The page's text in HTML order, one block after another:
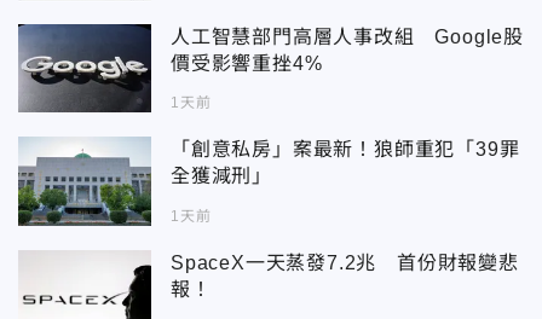
人工智慧部門高層人事改組 Google股
價受影響重挫4%
1天前
「創意私房」案最新！狼師重犯「39罪
全獲減刑」
1天前
SpaceX一天蒸發7.2兆 首份財報變悲
報！